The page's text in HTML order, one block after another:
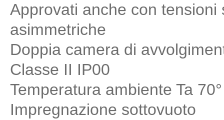
Approvati anche con tensioni
asimmetriche
Doppia camera di
Classe II IP00
Temperatura ambiente Ta
Impregnazione sottovuoto